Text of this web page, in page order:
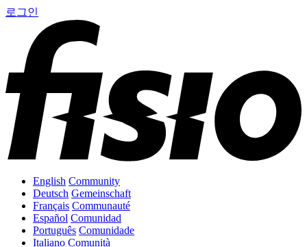
로그인
English Community
Deutsch Gemeinschaft
Français Communauté
Español Comunidad
Português Comunidade
Italiano Comunità